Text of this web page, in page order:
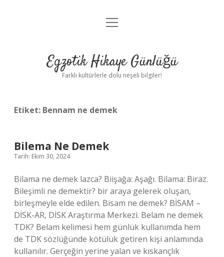
Anasayfa
Yasal Uyarı
menüyü
Egzotik Hikaye Günlüğü
Farklı kültürlerle dolu neşeli bilgiler!
Etiket: Bennam ne demek
Bilema Ne Demek
Tarih: Ekim 30, 2024
Bilama ne demek lazca? Biişağa: Aşağı. Bilama: Biraz.
Bileşimli ne demektir? bir araya gelerek oluşan,
birleşmeyle elde edilen. Bisam ne demek? BİSAM –
DİSK-AR, DİSK Araştırma Merkezi. Belam ne demek
TDK? Belam kelimesi hem günlük kullanımda hem
de TDK sözlüğünde kötülük getiren kişi anlamında
kullanılır. Gerçeğin yerine yalan ve kıskançlık